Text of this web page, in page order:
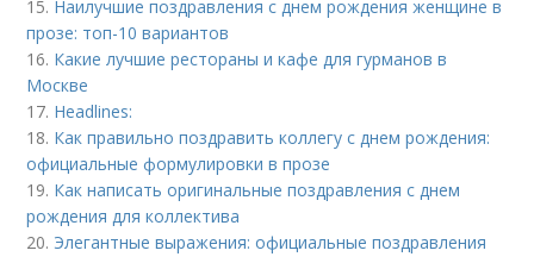
15. Наилучшие поздравления с днем рождения женщине в
прозе: топ-10 вариантов
16. Какие лучшие рестораны и кафе для гурманов в
Москве
17. Headlines:
18. Как правильно поздравить коллегу с днем рождения:
официальные формулировки в прозе
19. Как написать оригинальные поздравления с днем
рождения для коллектива
20. Элегантные выражения: официальные поздравления